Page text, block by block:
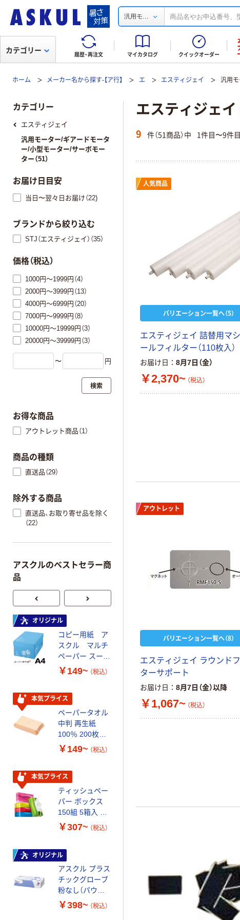
汎用モ...
履歴・再注文 マイカタログ クイックオーダー
カテゴリー
ホーム メーカー名から探す-【ア行】 エ エスティジェイ 汎用
エスティジェ
9 件（51商品）中 1件目〜9件
人気商品
バリエーション一覧へ（5）
エスティジェイ 詰替用マ
ールフィルター（110枚入）
お届け日 8月7日（金）
￥2,370~ （税込）
アウトレット
バリエーション一覧へ（8）
エスティジェイ ラウンド
ターサポート
お届け日 8月7日（金）以降
￥1,067~ （税込）
カテゴリー
エスティジェイ
汎用モーター/ギアードモータ
ー/小型モーター/サーボモー
ター（51）
お届け日目安
当日〜翌々日お届け（22)
ブランドから絞り込む
STJ（エスティジェイ）（35）
価格（税込）
1000円～1999円（4）
2000円～3999円（13）
4000円～6999円（20）
7000円～9999円（8）
10000円～19999円（3）
20000円～39999円（3）
〜 円
検索
お得な商品
アウトレット商品（1）
商品の種類
直送品（29）
除外する商品
直送品、お取り寄せ品を除く
（22）
アスクルのベストセラー商
品
オリジナル
コピー用紙 ア
スクル マルチ
ペーパー スーパ
ーホワイト+
￥149~ （税込）
本気プライス
ペーパータオル
中判 再生紙
100％ 200枚
FSC認証 シング
￥149~ （税込）
本気プライス
ティッシュペー
パー ボックス
150組 5箱入 ア
スクル スマート
証
￥307~ （税込）
オリジナル
アスクル プラス
チックグローブ
粉なし（パウダ
ーフリー）
￥398~ （税込）
トイレットペー
パー ダブル60
ｍ 再生紙
100% 6ロール
リサイクル100
芯あり FSC認
証
￥446~
オリジナル
ペーパータオル
小判・シングル
再生紙 200枚
FSC認証紙 アス
クルオリジナル
￥143~ （税込）